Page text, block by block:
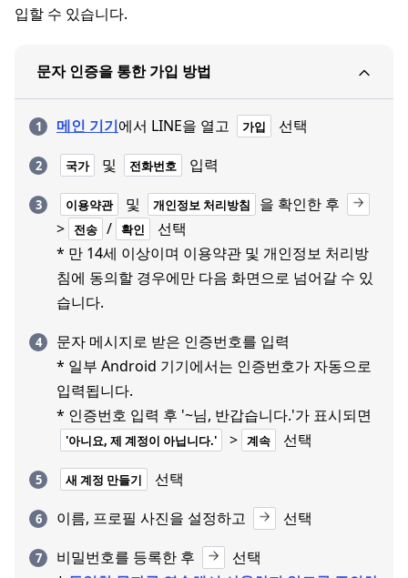
입할 수 있습니다.
문자 인증을 통한 가입 방법
메인 기기에서 LINE을 열고 가입 선택
국가 및 전화번호 입력
이용약관 및 개인정보 처리방침
을 확인한 후
>
전송 / 확인
선택
* 만 14세 이상이며 이용약관 및 개인정보 처리방
침에 동의할 경우에만 다음 화면으로 넘어갈 수 있
습니다.
문자 메시지로 받은 인증번호를 입력
* 일부 Android 기기에서는 인증번호가 자동으로
입력됩니다.
* 인증번호 입력 후 '~님, 반갑습니다.'가 표시되면
'아니요, 제 계정이 아닙니다.' > 계속 선택
새 계정 만들기
선택
이름, 프로필 사진을 설정하고
선택
비밀번호를 등록한 후
선택